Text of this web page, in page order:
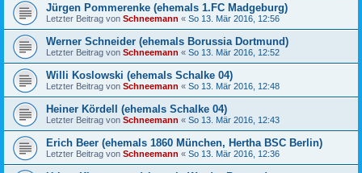
Jürgen Pommerenke (ehemals 1.FC Madgeburg)
Letzter Beitrag von Schneemann « So 13. Mär 2016, 12:56
Werner Schneider (ehemals Borussia Dortmund)
Letzter Beitrag von Schneemann « So 13. Mär 2016, 12:52
Willi Koslowski (ehemals Schalke 04)
Letzter Beitrag von Schneemann « So 13. Mär 2016, 12:48
Heiner Kördell (ehemals Schalke 04)
Letzter Beitrag von Schneemann « So 13. Mär 2016, 12:43
Erich Beer (ehemals 1860 München, Hertha BSC Berlin)
Letzter Beitrag von Schneemann « So 13. Mär 2016, 12:36